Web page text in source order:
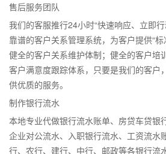
售后服务团队
我们的客服推行24小时“快速响应、立即
靠谱的客户关系管理系统，为客户提供“
健全的客户关系维护体制；健全的客户培
客户满意度跟踪体系，只要是我们的客户
供优质的服务。
制作银行流水
本地专业代做银行流水账单、房贷车贷银
企业对公流水、入职银行流水、工资流水
行、农行、建行、中行、邮政等各银行流